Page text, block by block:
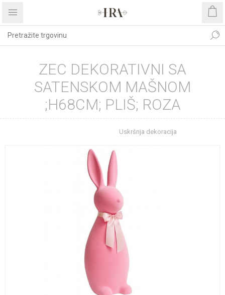
ZEC DEKORATIVNI SA
SATENSKOM MAŠNOM
;H68CM; PLIŠ; ROZA
Uskršnja dekoracija